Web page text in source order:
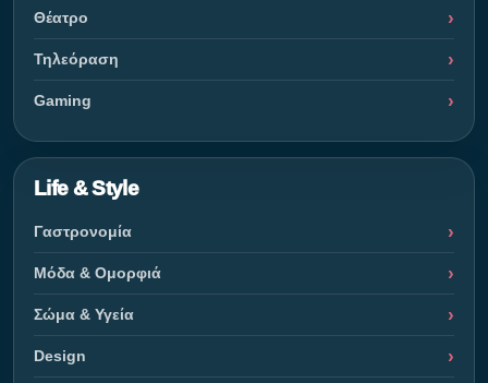
Θέατρο
Τηλεόραση
Gaming
Life & Style
Γαστρονομία
Μόδα & Ομορφιά
Σώμα & Υγεία
Design